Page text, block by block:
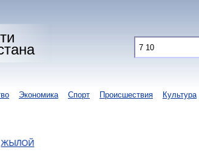
Экономика Спорт Происшествия Культура